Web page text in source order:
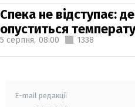
Спека не відступає:
опуститься
5 серпня, 08:00 1338
E-mail редакції